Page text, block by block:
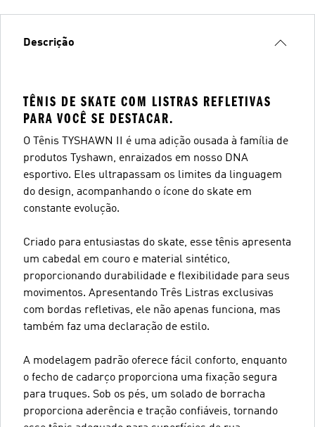
Descrição
TÊNIS DE SKATE COM LISTRAS REFLETIVAS
PARA VOCÊ SE DESTACAR.
O Tênis TYSHAWN II é uma adição ousada à família de
produtos Tyshawn, enraizados em nosso DNA
esportivo. Eles ultrapassam os limites da linguagem
do design, acompanhando o ícone do skate em
constante evolução.
Criado para entusiastas do skate, esse tênis apresenta
um cabedal em couro e material sintético,
proporcionando durabilidade e flexibilidade para seus
movimentos. Apresentando Três Listras exclusivas
com bordas refletivas, ele não apenas funciona, mas
também faz uma declaração de estilo.
A modelagem padrão oferece fácil conforto, enquanto
o fecho de cadarço proporciona uma fixação segura
para truques. Sob os pés, um solado de borracha
proporciona aderência e tração confiáveis, tornando